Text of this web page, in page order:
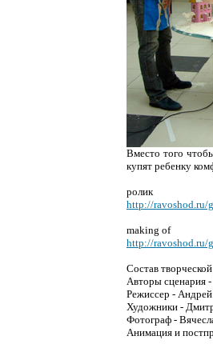
Вместо того
купят ребенку
ролик
http://ravoshod.ru/
making of
http://ravoshod.ru/
Состав
Авторы сценария
Режиссер -
Художники -
Фотограф -
Анимация и